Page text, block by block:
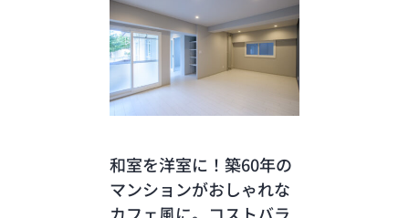
和室を洋室に！築60年の
マンションがおしゃれな